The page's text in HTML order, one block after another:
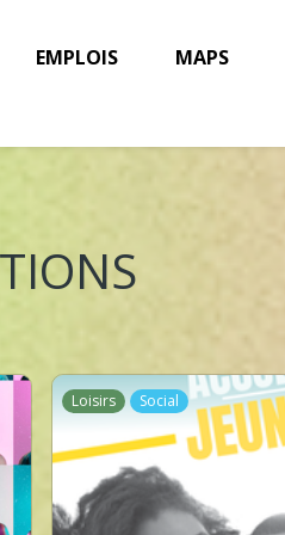
EMPLOIS MAPS
Loisirs Social